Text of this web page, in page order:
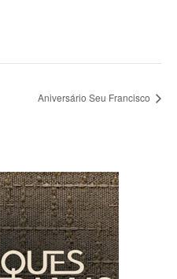
Aniversário Seu Francisco